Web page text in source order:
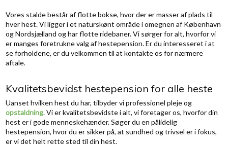
Vores stalde består af flotte bokse, hvor der er masser af plads til
hver hest. Vi ligger i et naturskønt område i omegnen af København
og Nordsjælland og har flotte ridebaner. Vi sørger for alt, hvorfor vi
er manges foretrukne valg af hestepension. Er du interesseret i at
se forholdene, er du velkommen til at kontakte os for nærmere
aftale.
Kvalitetsbevidst hestepension for alle heste
Uanset hvilken hest du har, tilbyder vi professionel pleje og
opstaldning. Vi er kvalitetsbevidste i alt, vi foretager os, hvorfor din
hest er i gode menneskehænder. Søger du en pålidelig
hestepension, hvor du er sikker på, at sundhed og trivsel er i fokus,
er vi det helt rette sted til din hest.